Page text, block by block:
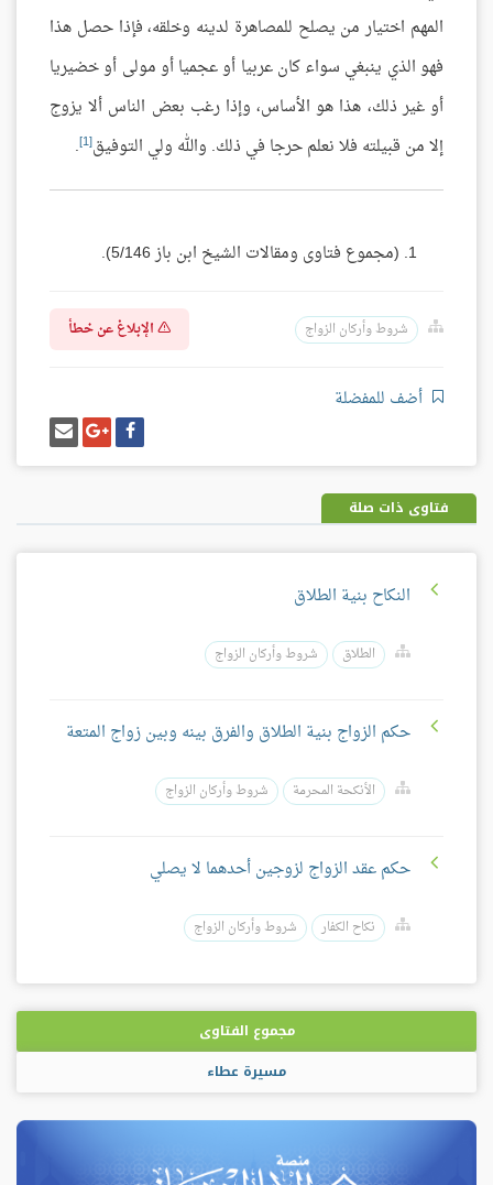
المهم اختيار من يصلح للمصاهرة لدينه وخلقه، فإذا حصل هذا
فهو الذي ينبغي سواء كان عربيا أو عجميا أو مولى أو خضيريا
أو غير ذلك، هذا هو الأساس، وإذا رغب بعض الناس ألا يزوج
إلا من قبيلته فلا نعلم حرجا في ذلك. والله ولي التوفيق[1]
.
(مجموع فتاوى ومقالات الشيخ ابن باز 5/146).
شروط وأركان الزواج الإبلاغ عن خطأ
أضف للمفضلة
شارك
على
فيسبوك
شارك
على
غوغل
بلس
إرسل
إيميل
فتاوى ذات صلة
النكاح بنية الطلاق
الطلاق شروط وأركان الزواج
حكم الزواج بنية الطلاق والفرق بينه وبين زواج المتعة
الأنكحة المحرمة شروط وأركان الزواج
حكم عقد الزواج لزوجين أحدهما لا يصلي
نكاح الكفار شروط وأركان الزواج
مجموع الفتاوى
مسيرة عطاء